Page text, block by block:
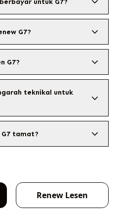
G7?
G7?
teknikal untuk
tamat?
Renew Lesen